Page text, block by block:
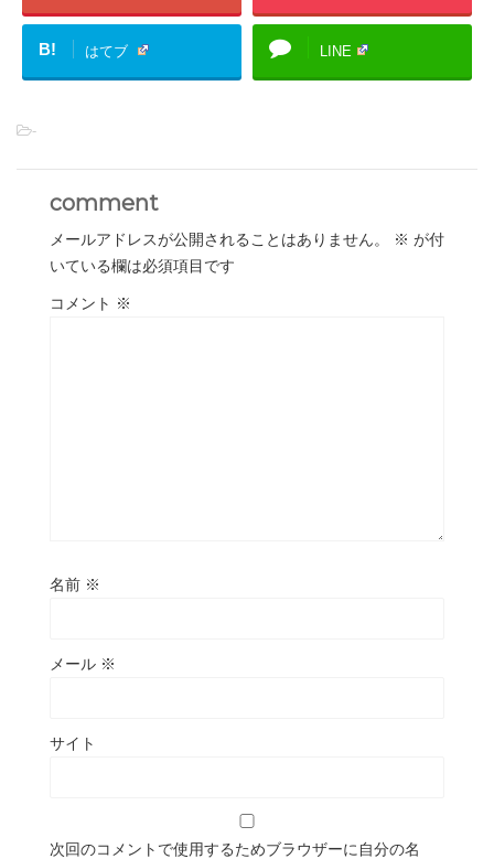
B! はてブ LINE
-
comment
メールアドレスが公開されることはありません。 ※ が付
いている欄は必須項目です
コメント ※
名前 ※
メール ※
サイト
次回のコメントで使用するためブラウザーに自分の名